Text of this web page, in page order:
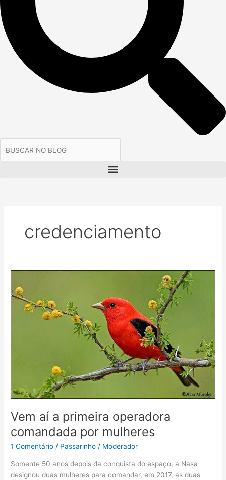
credenciamento
Vem aí a primeira operadora
comandada por mulheres
1 Comentário / Passarinho / Moderador
Somente 50 anos depois da conquista do espaço, a Nasa
designou duas mulheres para comandar, em 2017, as duas
a
primeira
operadora